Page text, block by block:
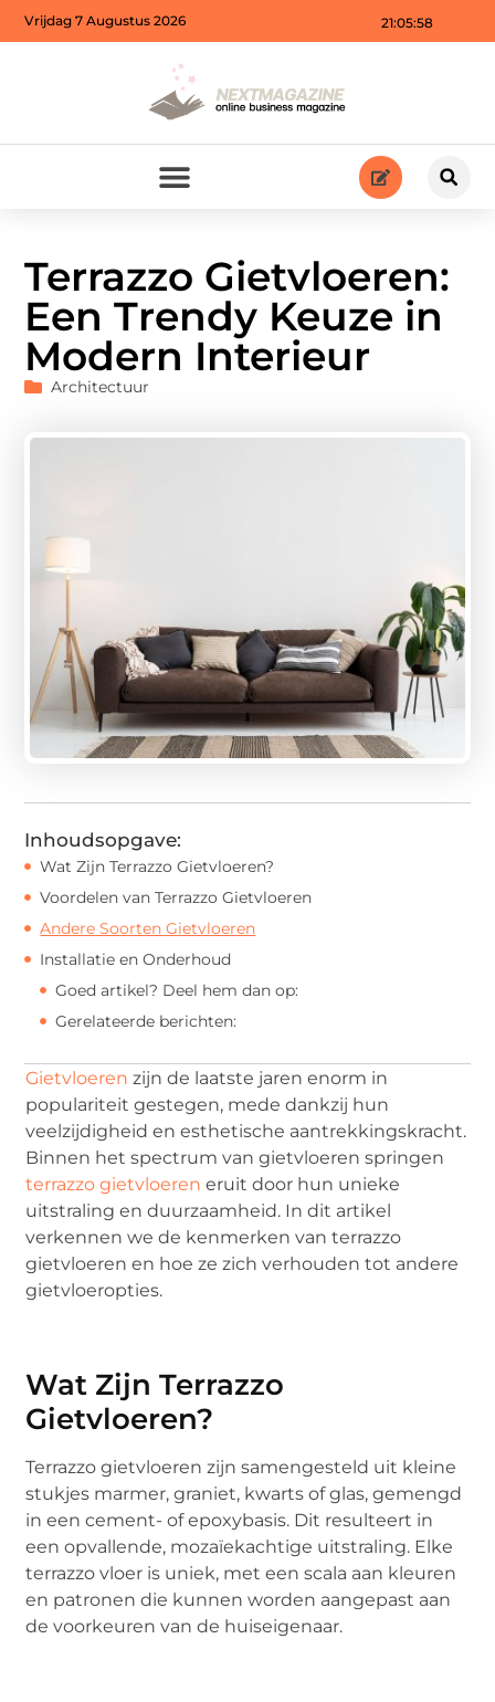
21:05:59
Vrijdag 7 Augustus 2026
Terrazzo Gietvloeren:
Een Trendy Keuze in
Modern Interieur
Architectuur
Inhoudsopgave:
Wat Zijn Terrazzo Gietvloeren?
Voordelen van Terrazzo Gietvloeren
Andere Soorten Gietvloeren
Installatie en Onderhoud
Goed artikel? Deel hem dan op:
Gerelateerde berichten:
Gietvloeren zijn de laatste jaren enorm in
populariteit gestegen, mede dankzij hun
veelzijdigheid en esthetische aantrekkingskracht.
Binnen het spectrum van gietvloeren springen
terrazzo gietvloeren eruit door hun unieke
uitstraling en duurzaamheid. In dit artikel
verkennen we de kenmerken van terrazzo
gietvloeren en hoe ze zich verhouden tot andere
gietvloeropties.
Wat Zijn Terrazzo
Gietvloeren?
Terrazzo gietvloeren zijn samengesteld uit kleine
stukjes marmer, graniet, kwarts of glas, gemengd
in een cement- of epoxybasis. Dit resulteert in
een opvallende, mozaïekachtige uitstraling. Elke
terrazzo vloer is uniek, met een scala aan kleuren
en patronen die kunnen worden aangepast aan
de voorkeuren van de huiseigenaar.